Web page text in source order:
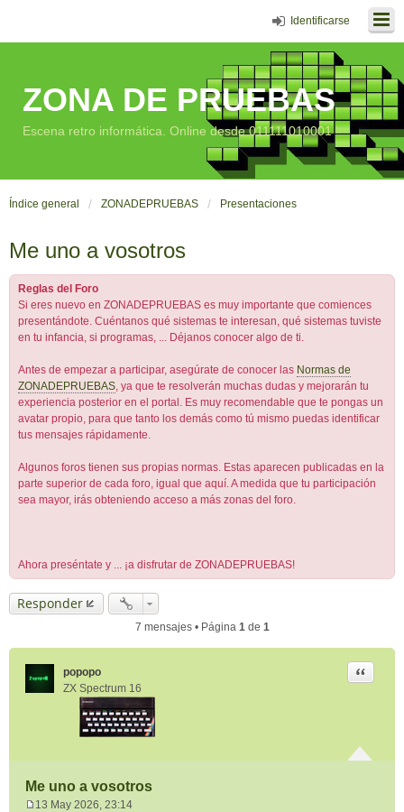
Identificarse
ZONA DE PRUEBAS
Escena retro informática. Online desde 011111010001
Índice general ZONADEPRUEBAS Presentaciones
Me uno a vosotros
Reglas del Foro
Si eres nuevo en ZONADEPRUEBAS es muy importante que comiences
presentándote. Cuéntanos qué sistemas te interesan, qué sistemas tuviste
en tu infancia, si programas, ... Déjanos conocer algo de ti.
Antes de empezar a participar, asegúrate de conocer las Normas de
ZONADEPRUEBAS, ya que te resolverán muchas dudas y mejorarán tu
experiencia posterior en el portal. Es muy recomendable que te pongas un
avatar propio, para que tanto los demás como tú mismo puedas identificar
tus mensajes rápidamente.
Algunos foros tienen sus propias normas. Estas aparecen publicadas en la
parte superior de cada foro, igual que aquí. A medida que tu participación
sea mayor, irás obteniendo acceso a más zonas del foro.
Ahora preséntate y ... ¡a disfrutar de ZONADEPRUEBAS!
Responder
7 mensajes • Página 1de 1
popopo
ZX Spectrum 16
Me uno a vosotros
Citar
13 May 2026, 23:14